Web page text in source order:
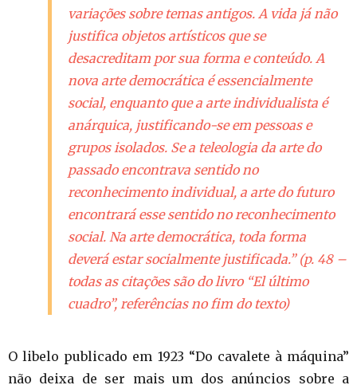
variações sobre temas antigos. A vida já não
justifica objetos artísticos que se
desacreditam por sua forma e conteúdo. A
nova arte democrática é essencialmente
social, enquanto que a arte individualista é
anárquica, justificando-se em pessoas e
grupos isolados. Se a teleologia da arte do
passado encontrava sentido no
reconhecimento individual, a arte do futuro
encontrará esse sentido no reconhecimento
social. Na arte democrática, toda forma
deverá estar socialmente justificada.” (p. 48 –
todas as citações são do livro “El último
cuadro”, referências no fim do texto)
O libelo publicado em 1923 “Do cavalete à máquina”
não deixa de ser mais um dos anúncios sobre a